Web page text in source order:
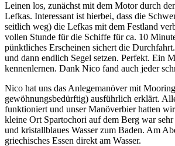
Leinen los, zunächst mit dem Motor durch
Lefkas. Interessant ist hierbei, dass die
seitlich weg) die Lefkas mit dem Festland
vollen Stunde für die Schiffe für ca. 10
pünktliches Erscheinen sichert die
und dann endlich Segel setzen. Perfekt. Ein
kennenlernen. Dank Nico fand auch jeder
Nico hat uns das Anlegemanöver mit
gewöhnungsbedürftig) ausführlich erklärt.
funktioniert und unser Manöverbier hatten
kleine Ort Spartochori auf dem Berg war
und kristallblaues Wasser zum Baden. Am
griechisches Essen direkt am Wasser.